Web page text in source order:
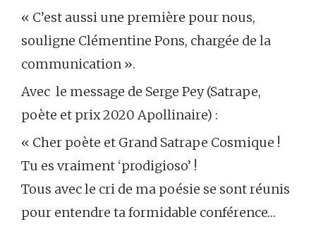
« C’est aussi une première pour nous,
souligne Clémentine Pons, chargée de la
communication ».
Avec le message de Serge Pey (Satrape,
poète et prix 2020 Apollinaire) :
« Cher poète et Grand Satrape Cosmique !
Tu es vraiment ‘prodigioso’ !
Tous avec le cri de ma poésie se sont réunis
pour entendre ta formidable conférence…